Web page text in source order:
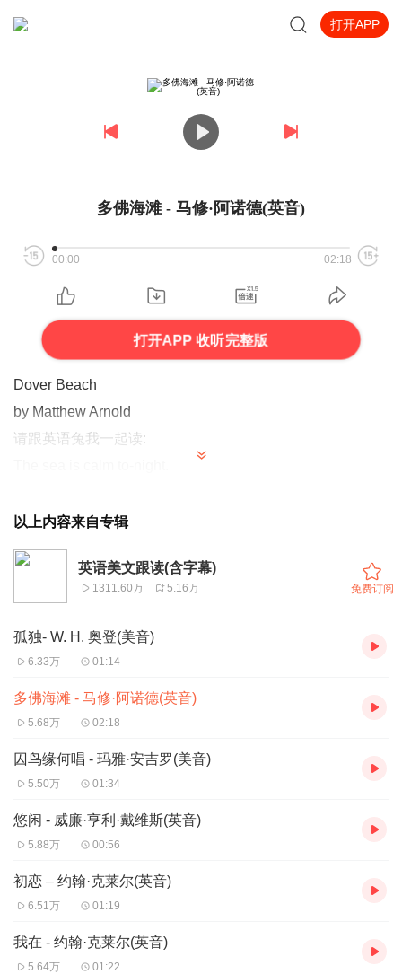
打开APP
多佛海滩 - 马修·阿诺德(英音)
00:00 02:18
打开APP 收听完整版
Dover Beach
by Matthew Arnold
请跟英语兔我一起读:
The tide is full, the moon lies fair
潮水高涨，明月倾洒在海峡之上；
Upon the straits; on the French coast the light
法兰西对岸的灯光，
Gleams and is gone; the cliffs of England stand;
忽明忽暗；英格兰的峭壁
耸立在静谧的海湾，沉郁苍茫；
窗前的晚风如此清爽！
Only, from the long line of spray
月光下
Where the sea meets the moon-blanched land,
Of pebbles which the waves draw back, and fling,
以上内容来自专辑
英语美文跟读(含字幕)
1311.60万 5.16万 免费订阅
孤独- W. H. 奥登(美音)
6.33万 01:14
多佛海滩 - 马修·阿诺德(英音)
5.68万 02:18
囚鸟缘何唱 - 玛雅·安吉罗(美音)
5.50万 01:34
悠闲 - 威廉·亨利·戴维斯(英音)
5.88万 00:56
初恋 – 约翰·克莱尔(英音)
6.51万 01:19
我在 - 约翰·克莱尔(英音)
5.64万 01:22